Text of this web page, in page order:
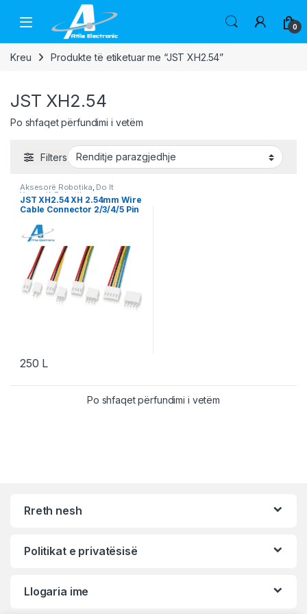
Skip to navigation
Open 0
Kreu Produkte të etiketuar me “JST XH2.54”
JST XH2.54
Po shfaqet përfundimi i vetëm
Filters
Aksesorë Robotika, Do It
Yourself,Robotika
JST XH2.54 XH 2.54mm Wire
Cable Connector 2/3/4/5 Pin
250 L
Po shfaqet përfundimi i vetëm
Rreth nesh
Politikat e privatësisë
Llogaria ime